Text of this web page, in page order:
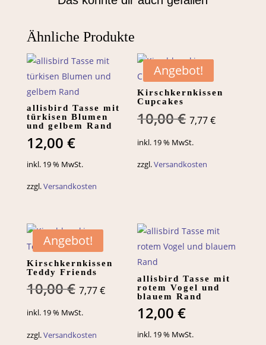
Ähnliche Produkte
allisbird Tasse mit
türkisen Blumen
und gelbem Rand
12,00 €
inkl. 19 % MwSt.
zzgl.Versandkosten
Angebot!
Kirschkernkissen
Cupcakes
10,00€
war:
10,00 €
7,77€
inkl. 19 % MwSt.
zzgl.Versandkosten
Angebot!
Kirschkernkissen
Teddy Friends
10,00€Ursprünglicher
war:
10,00 €
7,77€Aktueller
Preis
7,77 €.
inkl. 19 % MwSt.
zzgl.Versandkosten
allisbird Tasse mit
rotem Vogel und
blauem Rand
12,00€
inkl. 19 % MwSt.